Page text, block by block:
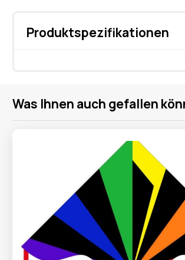
Produktspezifikationen
Was Ihnen auch gefallen